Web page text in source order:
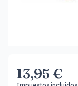
13,95 €